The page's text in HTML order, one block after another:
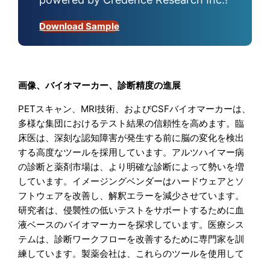
Download Sample
画像、バイオマーカー、診断精度の進展
PETスキャン、MRI技術、およびCSFバイオマーカーは、
多様な集団におけるテスト結果の信頼性を高めます。臨
床医は、深刻な認知障害が発生する前に脳の変化を検出
する高度なツールを採用しています。アルツハイマー病
の診断と薬剤市場は、より明確な診断によって勢いを増
しています。イメージングベンダーはハードウェアとソ
フトウェアを改善し、解釈エラーを減少させています。
研究者は、侵襲性の低いテストをサポートするために血
液ベースのバイオマーカーを探求しています。医療シス
テムは、診断ワークフローを改善するために専門家を訓
練しています。製薬会社は、これらのツールを使用して